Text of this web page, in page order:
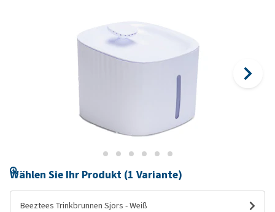
Wählen Sie Ihr Produkt (1 Variante)
Beeztees Trinkbrunnen Sjors - Weiß